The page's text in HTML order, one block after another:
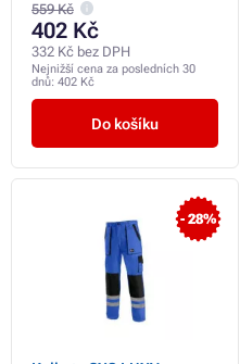
559 Kč
402 Kč
332 Kč bez DPH
Nejnižší cena za posledních 30
dnů: 402 Kč
Do košíku
- 28%